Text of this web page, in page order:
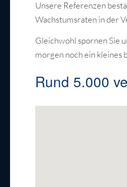
Unsere Referenzen
Wachstumsraten in der
Gleichwohl spornen Sie
morgen noch ein kleines
Rund 5.000